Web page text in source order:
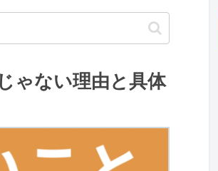
ゃない理由と具体